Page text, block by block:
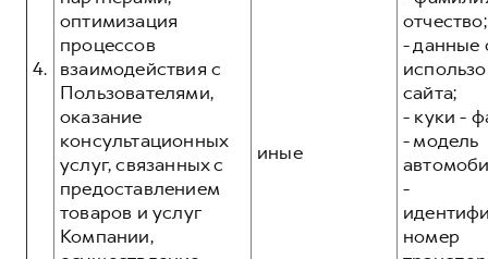
4.
оптимизация
процессов
взаимодействия с
Пользователями,
оказание
консультационных
услуг, связанных с
предоставлением
товаров и услуг
Компании,
иные
отчество;
- данные
сайта;
- куки -
- модель
-
номер